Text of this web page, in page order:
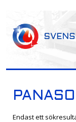
Endast ett